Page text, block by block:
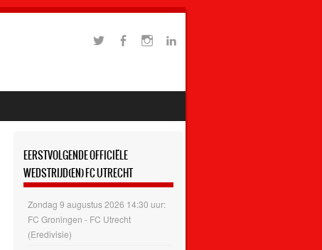
EERSTVOLGENDE OFFICIËLE
WEDSTRIJD(EN) FC UTRECHT
Zondag 9 augustus 2026 14:30 uur:
FC Groningen - FC Utrecht
(Eredivisie)